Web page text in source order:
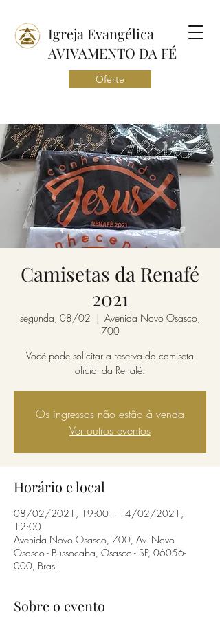
Igreja Evangélica
AVIVAMENTO DA FÉ
Oferte
Camisetas da Renafé
2021
segunda, 08/02
  |
Avenida Novo Osasco,
700
Você pode solicitar a reserva da camiseta
oficial da Renafé.
Os ingressos não estão à venda
Ver outros eventos
Horário e local
08/02/2021, 19:00 – 14/02/2021,
12:00
Avenida Novo Osasco, 700, Av. Novo
Osasco - Bussocaba, Osasco - SP, 06056-
000, Brasil
Sobre o evento